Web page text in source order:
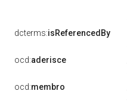
dcterms:isReferencedBy
ocd:aderisce
ocd:membro